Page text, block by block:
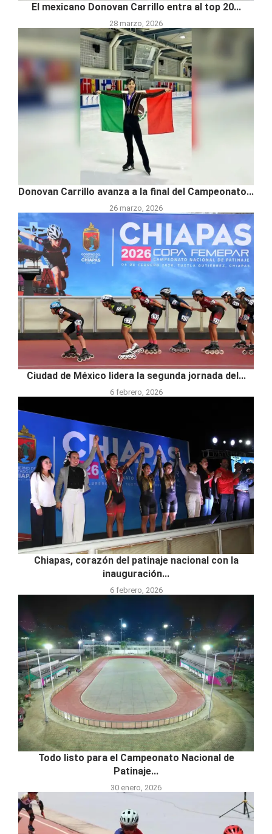
El mexicano Donovan Carrillo entra al top 20...
28 marzo, 2026
Donovan Carrillo avanza a la final del Campeonato...
26 marzo, 2026
Ciudad de México lidera la segunda jornada del...
6 febrero, 2026
Chiapas, corazón del patinaje nacional con la
inauguración...
6 febrero, 2026
Todo listo para el Campeonato Nacional de
Patinaje...
30 enero, 2026